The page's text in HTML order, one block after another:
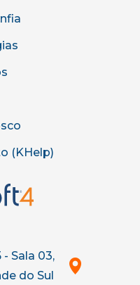
(KHelp)
- Sala 03,
do Sul